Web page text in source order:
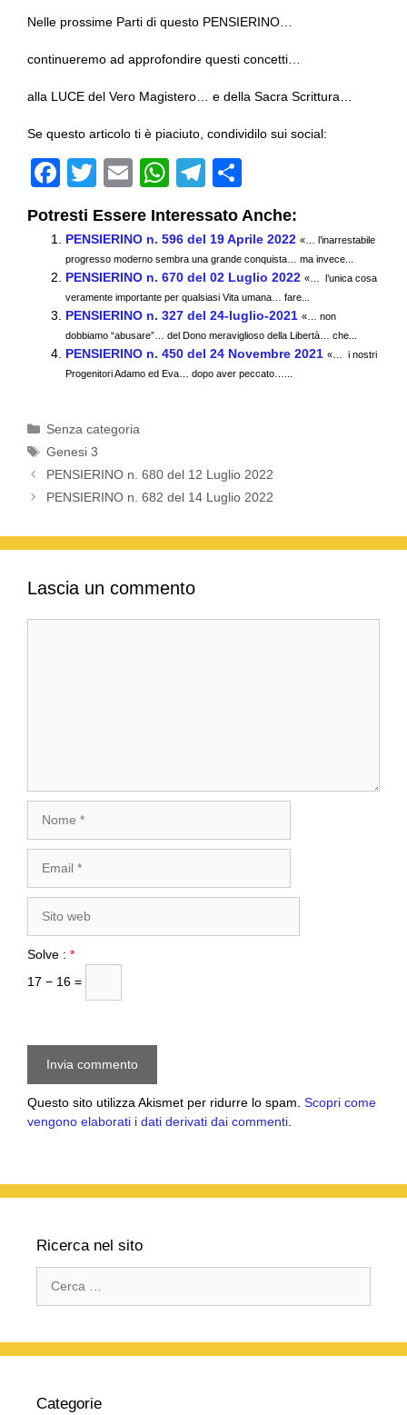
Nelle prossime Parti di questo PENSIERINO…
continueremo ad approfondire questi concetti…
alla LUCE del Vero Magistero… e della Sacra Scrittura…
Se questo articolo ti è piaciuto, condividilo sui social:
F
c
e
b
o
o
k
T
wi
tt
er
E
m
ail
W
at
s
A
p
p
T
el
e
gr
a
m
o
n
di
vi
di
Potresti Essere Interessato Anche:
PENSIERINO n. 596 del 19 Aprile 2022 «… l’inarrestabile
progresso moderno sembra una grande conquista… ma invece...
PENSIERINO n. 670 del 02 Luglio 2022 «… l’unica cosa
veramente importante per qualsiasi Vita umana… fare...
PENSIERINO n. 327 del 24-luglio-2021 «… non
dobbiamo “abusare”… del Dono meraviglioso della Libertà… che...
PENSIERINO n. 450 del 24 Novembre 2021 «… i nostri
Progenitori Adamo ed Eva… dopo aver peccato…...
Categorie
Senza categoria
Tag
Genesi 3
PENSIERINO n. 680 del 12 Luglio 2022
PENSIERINO n. 682 del 14 Luglio 2022
Lascia un commento
web
Solve : *
17 − 16 =
Questo sito utilizza Akismet per ridurre lo spam. Scopri come
vengono elaborati i dati derivati dai commenti.
Ricerca nel sito
per:
Categorie